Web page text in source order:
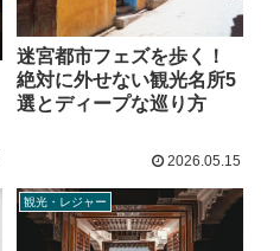
迷宮都市フェズを歩く！
絶対に外せない観光名所5
選とディープな巡り方
2026.05.15
観光・レジャー